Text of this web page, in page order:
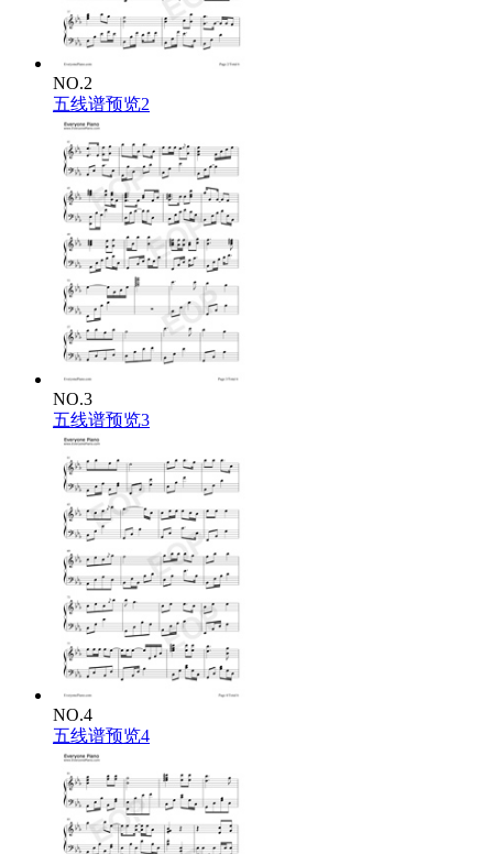
NO.2
五线谱预览2
NO.3
五线谱预览3
NO.4
五线谱预览4